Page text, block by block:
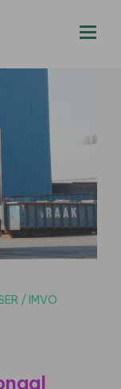
/ IMVO